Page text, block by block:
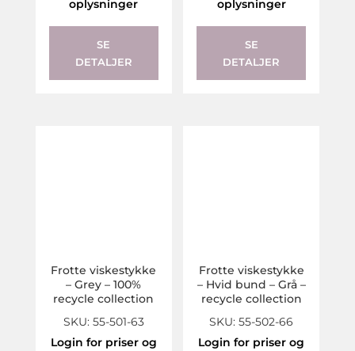
oplysninger
SE
DETALJER
oplysninger
SE
DETALJER
Frotte viskestykke
– Grey – 100%
recycle collection
SKU: 55-501-63
Login for priser og
Frotte viskestykke
– Hvid bund – Grå –
recycle collection
SKU: 55-502-66
Login for priser og